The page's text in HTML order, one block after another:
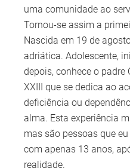
uma comunidade ao
Tornou-se assim a
Nascida em 19 de
adriática. Adolescente,
depois, conhece o
XXIII que se dedica ao
deficiência ou
alma. Esta experiência
mas são pessoas que
com apenas 13 anos,
realidade.